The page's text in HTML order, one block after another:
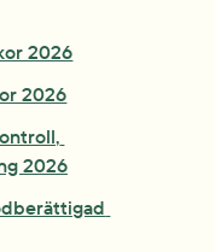
2026pdf, 462.1 kB.
2026pdf, 2.9 MB.
2026pdf, 322.9 kB.